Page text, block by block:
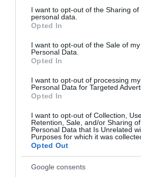
not limited to your visit or usage
grant or deny consent to Google and
use your data for below specified
consent section.
I want to opt-out of the Sharing of
personal data.
Opted In
I want to opt-out of the Sale of my
Personal Data.
Opted In
I want to opt-out of processing my
Personal Data for Targeted
Opted In
I want to opt-out of Collection,
Retention, Sale, and/or Sharing
Personal Data that Is Unrelated
Purposes for which it was
Opted Out
Google consents
08.08.2026
Φιλική ήττα από τη